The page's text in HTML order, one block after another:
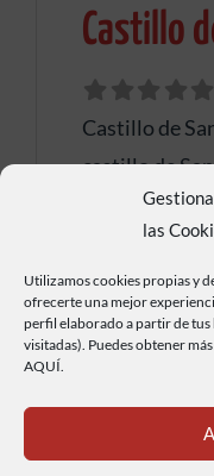
las
Utilizamos cookies propias y
ofrecerte una mejor
perfil elaborado a partir de
visitadas). Puedes obtener
AQUÍ.
Castillo
Castillo de
castillo de
nuevo es
defensiva de
medieval,
nombre, en
de Jabalcuz a
olivares y las